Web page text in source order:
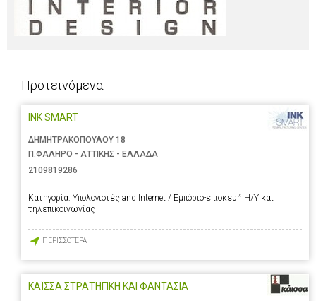
Προτεινόμενα
INK SMART
ΔΗΜΗΤΡΑΚΟΠΟΥΛΟΥ 18
Π.ΦΑΛΗΡΟ - ΑΤΤΙΚΗΣ - ΕΛΛΑΔΑ
2109819286
Κατηγορία: Υπολογιστές and Internet / Εμπόριο-επισκευή Η/Υ και
τηλεπικοινωνίας
ΠΕΡΙΣΣΟΤΕΡΑ
ΚΑΪΣΣΑ ΣΤΡΑΤΗΓΙΚΗ ΚΑΙ ΦΑΝΤΑΣΙΑ